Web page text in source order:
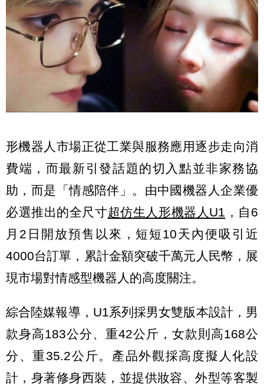
形機器人市場正從工業與服務應用逐步走向消
費端，而最新引發話題的切入點並非家務協
助，而是「情感陪伴」。由中國機器人企業優
必選推出的全尺寸超仿生人形機器人U1 ，自6
月2日開放預售以來，短短10天內便吸引近
4000台訂單，累計金額突破千萬元人民幣，展
現市場對情感型機器人的高度關注。
綜合陸媒報導，U1系列採男女雙版本設計，男
款身高183公分、重42公斤，女款則高168公
分、重35.2公斤。產品外觀採高度擬人化設
計，身著修身西裝，並提供妝容、外型等客製